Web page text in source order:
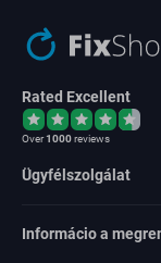
Rated Excellent
Over1000reviews
Ügyfélszolgálat
Informácio a